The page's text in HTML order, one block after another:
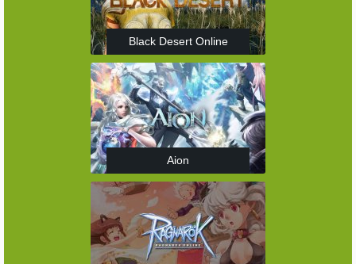
Black Desert Online
Aion